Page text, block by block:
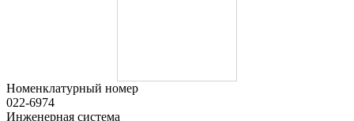
Номенклатурный номер
022-6974
Инженерная система